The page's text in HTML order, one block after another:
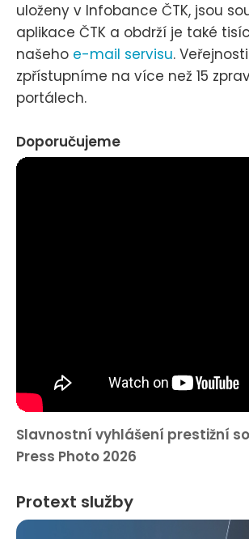
uloženy v Infobance ČTK, jsou
aplikace ČTK a obdrží je také
našeho e-mail servisu.
zpřístupníme na více než 15
portálech.
Doporučujeme
Slavnostní vyhlášení prestižní
Press Photo 2026
Protext služby